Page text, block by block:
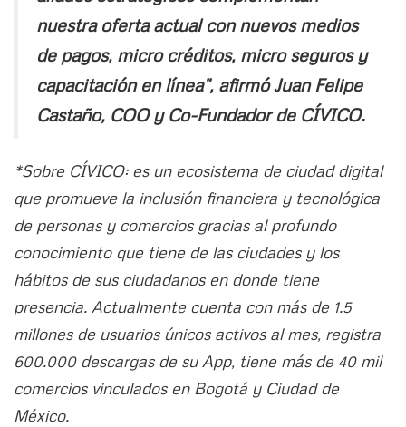
nuestra oferta actual con nuevos medios
de pagos, micro créditos, micro seguros y
capacitación en línea”, afirmó Juan Felipe
Castaño, COO y Co-Fundador de CÍVICO.
*Sobre CÍVICO: es un ecosistema de ciudad digital
que promueve la inclusión financiera y tecnológica
de personas y comercios gracias al profundo
conocimiento que tiene de las ciudades y los
hábitos de sus ciudadanos en donde tiene
presencia. Actualmente cuenta con más de 1.5
millones de usuarios únicos activos al mes, registra
600.000 descargas de su App, tiene más de 40 mil
comercios vinculados en Bogotá y Ciudad de
México.